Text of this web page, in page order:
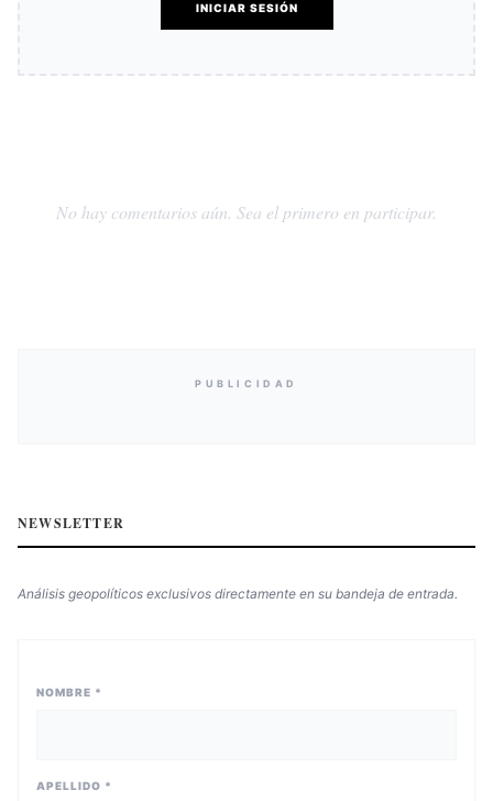
INICIAR SESIÓN
No hay comentarios aún. Sea el primero en participar.
PUBLICIDAD
NEWSLETTER
Análisis geopolíticos exclusivos directamente en su bandeja de entrada.
NOMBRE *
APELLIDO *